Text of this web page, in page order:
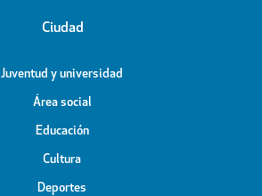
Ciudad
Juventud y universidad
Área social
Educación
Cultura
Deportes